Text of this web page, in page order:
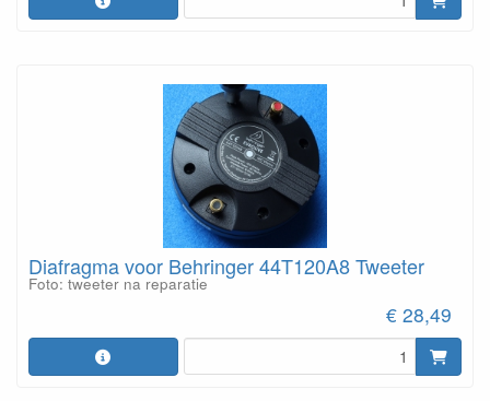
Diafragma voor Behringer 44T120A8 Tweeter
Foto: tweeter na reparatie
€ 28,49